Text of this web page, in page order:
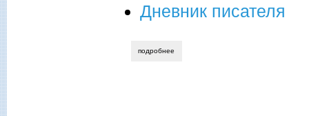
Дневник писателя
подробнее